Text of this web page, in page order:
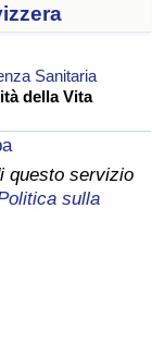
Sanitaria
della Vita
questo servizio
sulla